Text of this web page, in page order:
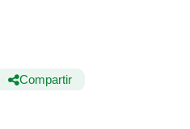
Compartir